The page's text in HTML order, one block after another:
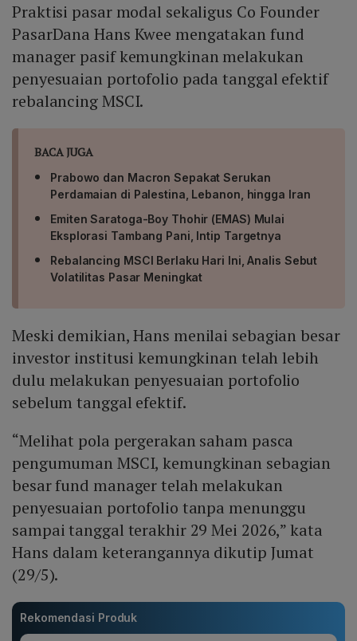
Praktisi pasar modal sekaligus Co Founder
PasarDana Hans Kwee mengatakan fund
manager pasif kemungkinan melakukan
penyesuaian portofolio pada tanggal efektif
rebalancing MSCI.
BACA JUGA
Prabowo dan Macron Sepakat Serukan
Perdamaian di Palestina, Lebanon, hingga Iran
Emiten Saratoga-Boy Thohir (EMAS) Mulai
Eksplorasi Tambang Pani, Intip Targetnya
Rebalancing MSCI Berlaku Hari Ini, Analis Sebut
Volatilitas Pasar Meningkat
Meski demikian, Hans menilai sebagian besar
investor institusi kemungkinan telah lebih
dulu melakukan penyesuaian portofolio
sebelum tanggal efektif.
“Melihat pola pergerakan saham pasca
pengumuman MSCI, kemungkinan sebagian
besar fund manager telah melakukan
penyesuaian portofolio tanpa menunggu
sampai tanggal terakhir 29 Mei 2026,” kata
Hans dalam keterangannya dikutip Jumat
(29/5).
Rekomendasi Produk